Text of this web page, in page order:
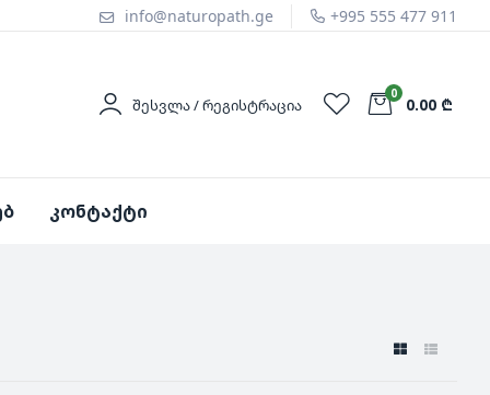
info@naturopath.ge +995 555 477 911
ᲨᲔᲡᲕᲚᲐ / ᲠᲔᲒᲘᲡᲢᲠᲐᲪᲘᲐ
0
0.00 ₾
კონტაქტი